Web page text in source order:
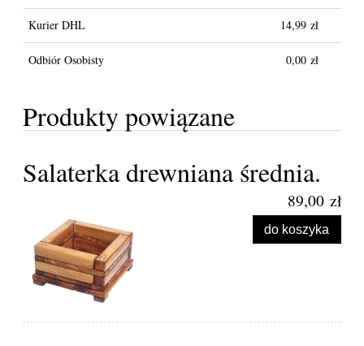
Kurier DHL 14,99 zł
Odbiór Osobisty 0,00 zł
Produkty powiązane
Salaterka drewniana średnia.
89,00 zł
do koszyka